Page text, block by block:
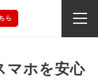
ら
マホを安心